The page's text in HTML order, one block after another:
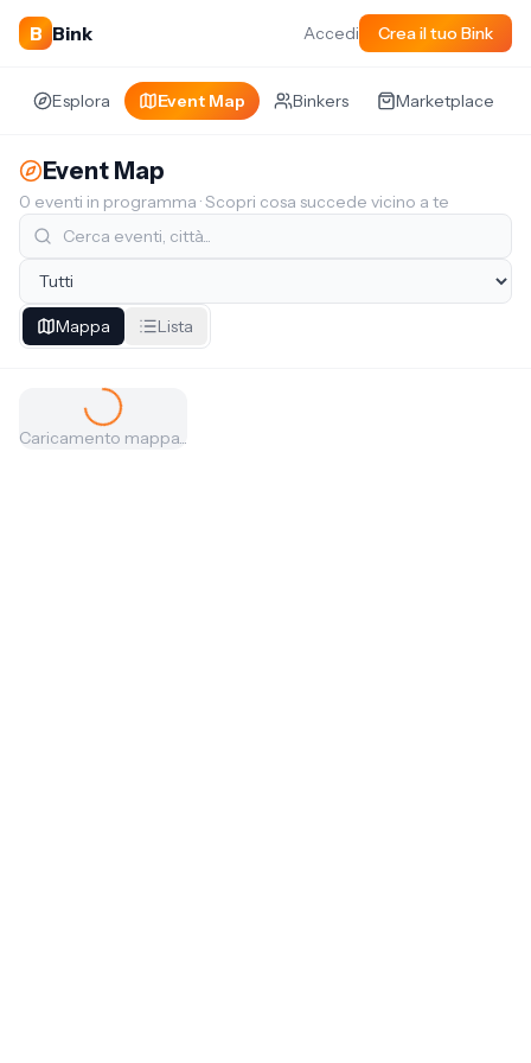
B Bink Accedi Crea il tuo Bink
Esplora Event Map Binkers Marketplace
Event Map
0 eventi in programma · Scopri cosa succede vicino a te
Mappa Lista
Caricamento mappa...